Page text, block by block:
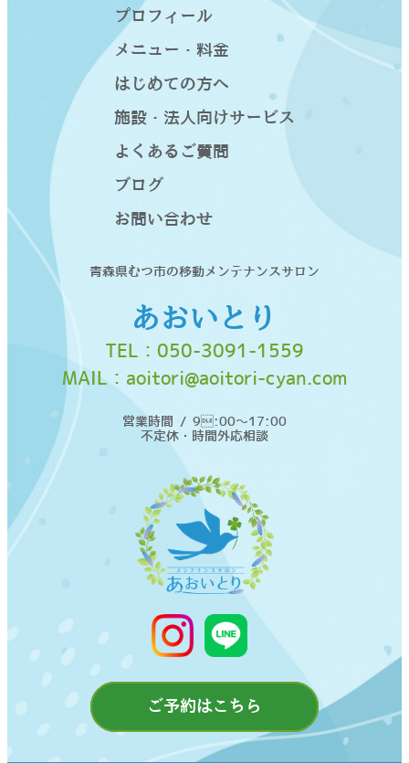
青森県むつ市の移動メンテナンスサロン
あおいとり
TEL： 050-3091-1559
MAIL： aoitori@aoitori-cyan.com
営業時間 / 9:00〜17:00
不定休・時間外応相談
プロフィール
メニュー・料金
はじめての方へ
施設・法人向けサービス
よくあるご質問
ブログ
お問い合わせ
ご予約はこちら